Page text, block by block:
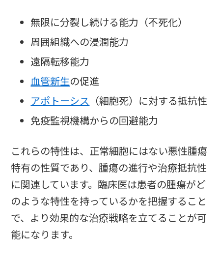
無限に分裂し続ける能力（不死化）
周囲組織への浸潤能力
遠隔転移能力
血管新生の促進
アポトーシス （細胞死）に対する抵抗性
免疫監視機構からの回避能力
これらの特性は、正常細胞にはない悪性腫瘍
特有の性質であり、腫瘍の進行や治療抵抗性
に関連しています。臨床医は患者の腫瘍がど
のような特性を持っているかを把握すること
で、より効果的な治療戦略を立てることが可
能になります。